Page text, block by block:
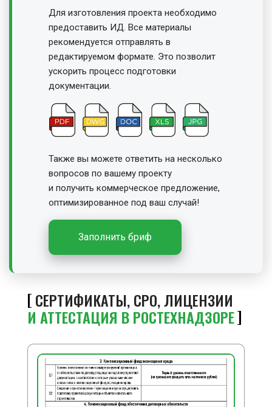
Для изготовления проекта необходимо
предоставить ИД. Все материалы
рекомендуется отправлять в
редактируемом формате. Это позволит
ускорить процесс подготовки
документации.
Также вы можете ответить на несколько
вопросов по вашему проекту
и получить коммерческое предложение,
оптимизированное под ваш случай!
Заполнить бриф
СЕРТИФИКАТЫ, СРО, ЛИЦЕНЗИИ
И АТТЕСТАЦИЯ В РОСТЕХНАДЗОРЕ